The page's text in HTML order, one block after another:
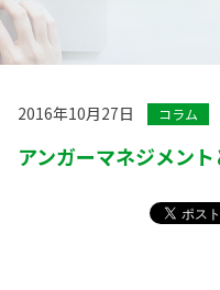
2016年10月27日 コラム
アンガーマネジメン